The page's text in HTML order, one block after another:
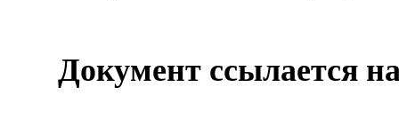
Документ ссылается